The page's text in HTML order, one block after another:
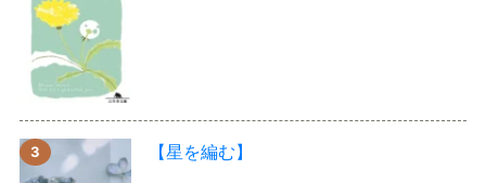
【星を編む】